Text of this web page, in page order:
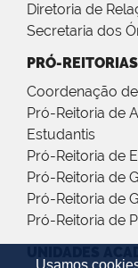
Usamos
Diretoria de
Secretaria dos
PRÓ-REITORIAS
Coordenação
Pró-Reitoria de
Estudantis
Pró-Reitoria de
Pró-Reitoria de
Pró-Reitoria de
Pró-Reitoria de